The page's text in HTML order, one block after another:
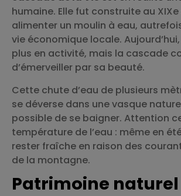
humaine. Elle fut construite au
alimenter un moulin à eau,
vie économique locale.
plus en activité, mais la cascade
d’émerveiller par sa beauté.
Cette chute d’eau de plusieurs
se déverse dans une vasque
possible de se baigner. Attention
température de l’eau : même en
rester fraîche en raison des
de la montagne.
Patrimoine naturel